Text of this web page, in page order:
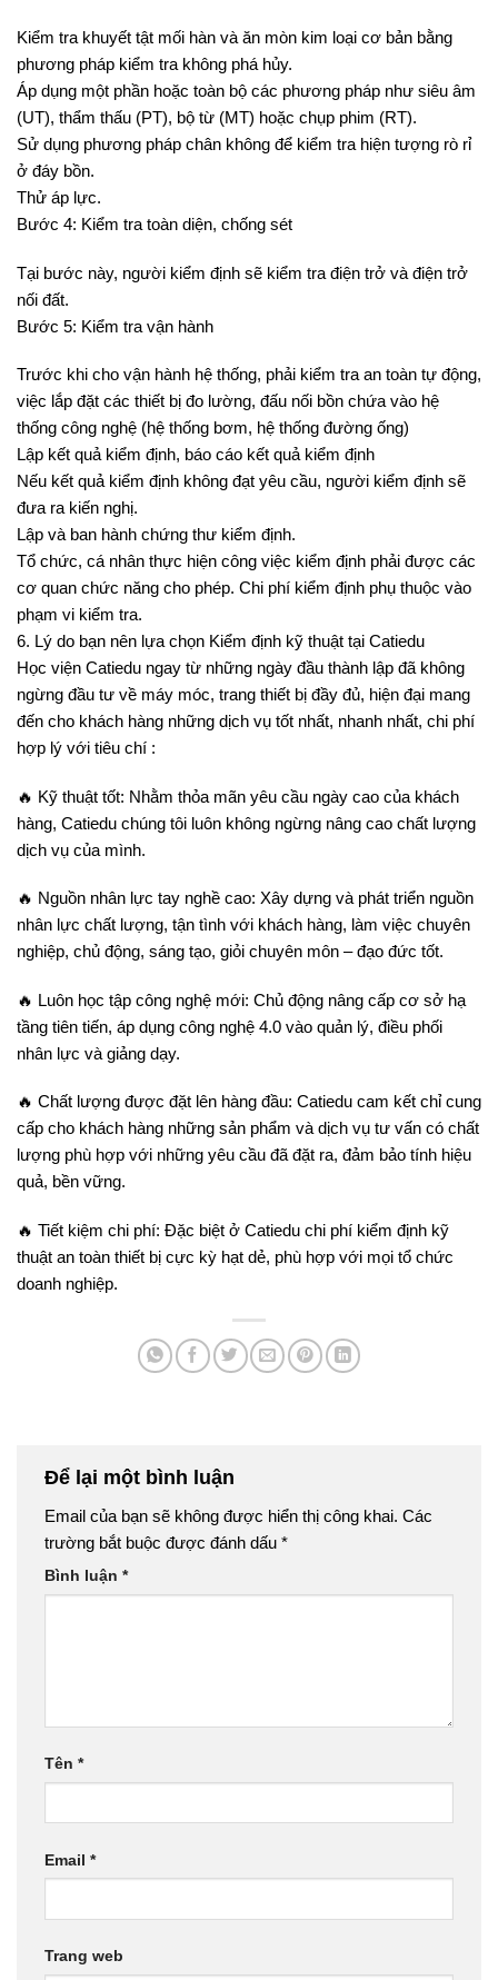
Kiểm tra khuyết tật mối hàn và ăn mòn kim loại cơ bản bằng
phương pháp kiểm tra không phá hủy.
Áp dụng một phần hoặc toàn bộ các phương pháp như siêu âm
(UT), thẩm thấu (PT), bộ từ (MT) hoặc chụp phim (RT).
Sử dụng phương pháp chân không để kiểm tra hiện tượng rò rỉ
ở đáy bồn.
Thử áp lực.
Bước 4: Kiểm tra toàn diện, chống sét
Tại bước này, người kiểm định sẽ kiểm tra điện trở và điện trở
nối đất.
Bước 5: Kiểm tra vận hành
Trước khi cho vận hành hệ thống, phải kiểm tra an toàn tự động,
việc lắp đặt các thiết bị đo lường, đấu nối bồn chứa vào hệ
thống công nghệ (hệ thống bơm, hệ thống đường ống)
Lập kết quả kiểm định, báo cáo kết quả kiểm định
Nếu kết quả kiểm định không đạt yêu cầu, người kiểm định sẽ
đưa ra kiến nghị.
Lập và ban hành chứng thư kiểm định.
Tổ chức, cá nhân thực hiện công việc kiểm định phải được các
cơ quan chức năng cho phép. Chi phí kiểm định phụ thuộc vào
phạm vi kiểm tra.
6. Lý do bạn nên lựa chọn Kiểm định kỹ thuật tại Catiedu
Học viện Catiedu ngay từ những ngày đầu thành lập đã không
ngừng đầu tư về máy móc, trang thiết bị đầy đủ, hiện đại mang
đến cho khách hàng những dịch vụ tốt nhất, nhanh nhất, chi phí
hợp lý với tiêu chí :
🔥 Kỹ thuật tốt: Nhằm thỏa mãn yêu cầu ngày cao của khách
hàng, Catiedu chúng tôi luôn không ngừng nâng cao chất lượng
dịch vụ của mình.
🔥 Nguồn nhân lực tay nghề cao: Xây dựng và phát triển nguồn
nhân lực chất lượng, tận tình với khách hàng, làm việc chuyên
nghiệp, chủ động, sáng tạo, giỏi chuyên môn – đạo đức tốt.
🔥 Luôn học tập công nghệ mới: Chủ động nâng cấp cơ sở hạ
tầng tiên tiến, áp dụng công nghệ 4.0 vào quản lý, điều phối
nhân lực và giảng dạy.
🔥 Chất lượng được đặt lên hàng đầu: Catiedu cam kết chỉ cung
cấp cho khách hàng những sản phẩm và dịch vụ tư vấn có chất
lượng phù hợp với những yêu cầu đã đặt ra, đảm bảo tính hiệu
quả, bền vững.
🔥 Tiết kiệm chi phí: Đặc biệt ở Catiedu chi phí kiểm định kỹ
thuật an toàn thiết bị cực kỳ hạt dẻ, phù hợp với mọi tổ chức
doanh nghiệp.
Để lại một bình luận
Email của bạn sẽ không được hiển thị công khai. Các
trường bắt buộc được đánh dấu *
Bình luận *
Tên *
Email *
Trang web